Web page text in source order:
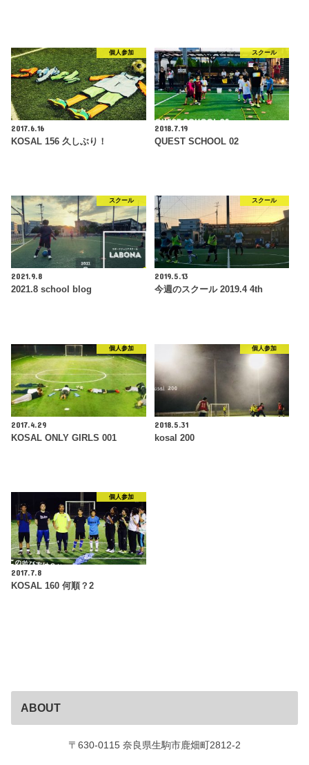
個人参加
2017.6.16
KOSAL 156 久しぶり！
スクール
2018.7.19
QUEST SCHOOL 02
スクール
2021.9.8
2021.8 school blog
スクール
2019.5.13
今週のスクール 2019.4 4th
個人参加
2017.4.29
KOSAL ONLY GIRLS 001
個人参加
2018.5.31
kosal 200
個人参加
2017.7.8
KOSAL 160 何順？2
ABOUT
〒630-0115 奈良県生駒市鹿畑町2812-2